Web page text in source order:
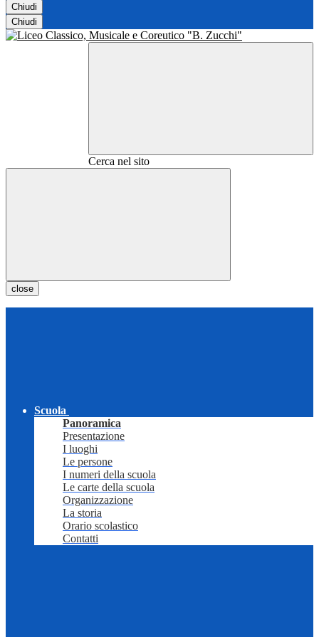
Chiudi
Chiudi
Cerca nel sito
close
Scuola
Panoramica
Presentazione
I luoghi
Le persone
I numeri della scuola
Le carte della scuola
Organizzazione
La storia
Orario scolastico
Contatti